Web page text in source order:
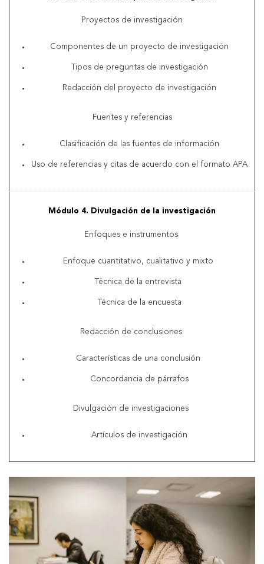
Proyectos de investigación
Componentes de un proyecto de investigación
Tipos de preguntas de investigación
Redacción del proyecto de investigación
Fuentes y referencias
Clasificación de las fuentes de información
Uso de referencias y citas de acuerdo con el formato APA
Módulo 4. Divulgación de la investigación
Enfoques e instrumentos
Enfoque cuantitativo, cualitativo y mixto
Técnica de la entrevista
Técnica de la encuesta
Redacción de conclusiones
Características de una conclusión
Concordancia de párrafos
Divulgación de investigaciones
Artículos de investigación